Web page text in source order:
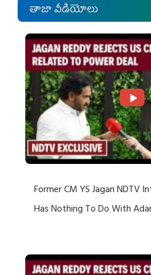
తాజా వీడియోలు
Former CM YS Jagan NDTV
Has Nothing To Do With